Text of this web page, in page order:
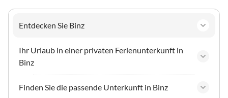
Entdecken Sie Binz
Ihr Urlaub in einer privaten Ferienunterkunft in
Binz
Finden Sie die passende Unterkunft in Binz